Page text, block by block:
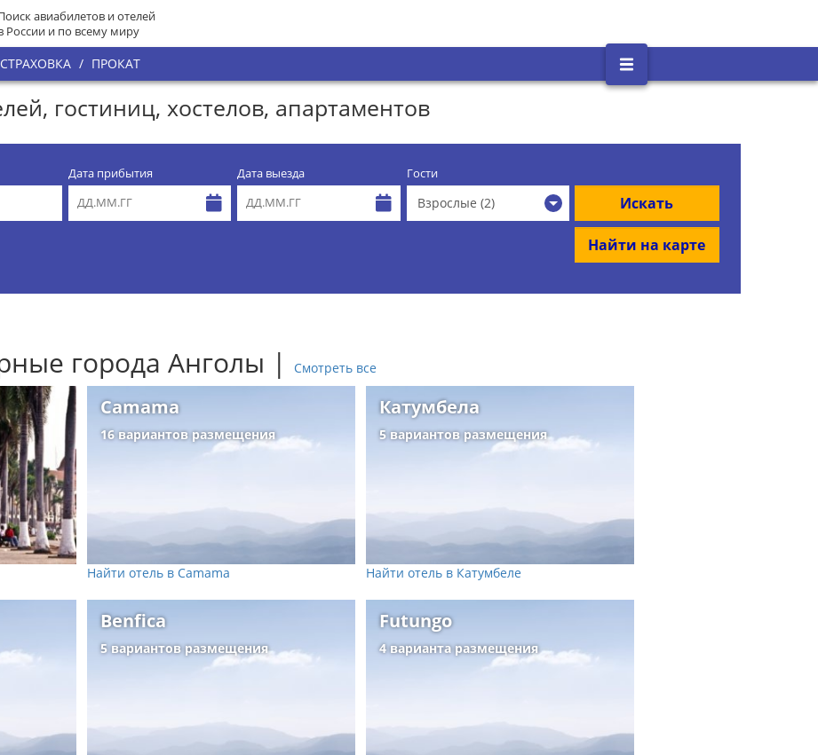
авиабилетов и отелей
России и по всему миру
СТРАХОВКА / ПРОКАТ
гостиниц, хостелов, апартаментов
Дата прибытия Дата выезда Гости
Взрослые (2) Искать
Найти на карте
города Анголы | Смотреть все
Camama
16 вариантов размещения
Найти отель в Camama
Катумбела
5 вариантов размещения
Найти отель в Катумбеле
Benfica
5 вариантов размещения
Futungo
4 варианта размещения